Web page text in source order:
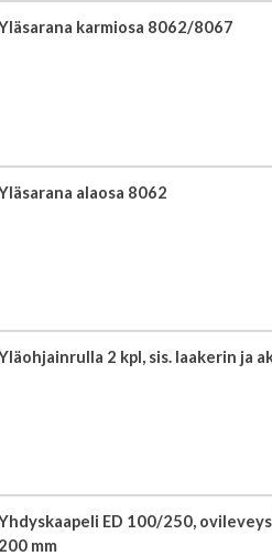
karmiosa 8062/8067
alaosa 8062
2 kpl, sis. laakerin ja
ED 100/250,
200 mm